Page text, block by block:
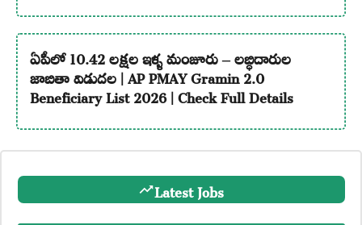
ఏపీలో 10.42 లక్షల ఇళ్ళ మంజూరు – లబ్ధిదారుల
జాబితా విడుదల | AP PMAY Gramin 2.0
Beneficiary List 2026 | Check Full Details
Latest Jobs